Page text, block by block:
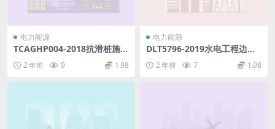
电力能源
TCAGHP004-2018抗滑桩施工
技术规程试行(32.32MB)pdf
2 年前 9 1.98
电力能源
DLT5796-2019水电工程边坡
安全监测技术规范(7.92MB)p
df 2 年前 7 1.98